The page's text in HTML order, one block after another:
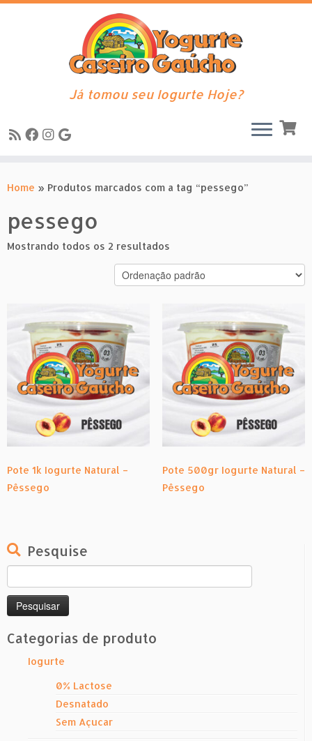
to
Já tomou seu Iogurte Hoje?
Home » Produtos marcados com a tag “pessego”
pessego
Mostrando todos os 2 resultados
Pote 1k Iogurte Natural –
Pêssego
Pote 500gr Iogurte Natural –
Pêssego
Pesquise
por:
Categorias de produto
Iogurte
0% Lactose
Desnatado
Sem Açucar